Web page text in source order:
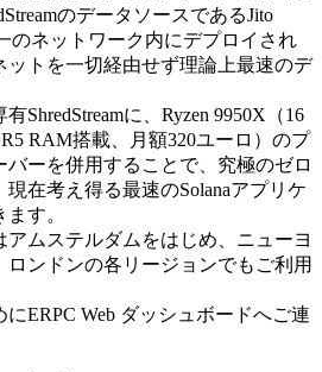
のデータソースであるJito
のネットワーク内にデプロイされ
ットを一切経由せず理論上最速のデ
ShredStreamに、Ryzen 9950X（16
RAM搭載、月額320ユーロ）のプ
バーを併用することで、究極のゼロ
在考え得る最速のSolanaアプリケ
す。
ムステルダムをはじめ、ニューヨ
ンドンの各リージョンでもご利用
ERPC Web ダッシュボードへご連